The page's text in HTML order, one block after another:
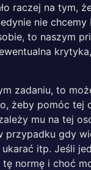
raczej na tym,
nie chcemy
to naszym
zadaniu, to
żeby pomóc tej
mu na tej
przypadku gdy
itp. Jeśli
normę i choć